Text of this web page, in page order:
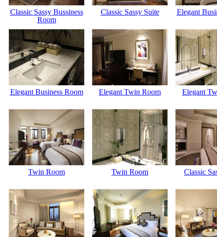
Classic Sassy Bussiness
Room
Classic Sassy Suite Elegant
Elegant Business Room Elegant Twin Room Elegant
Twin Room Twin Room Classic